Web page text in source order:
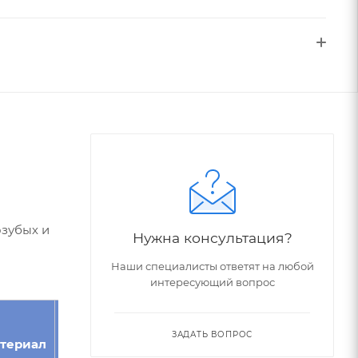
и
Номер
Нужна консультация?
Наши специалисты ответят на любой
интересующий вопрос
ЗАДАТЬ ВОПРОС